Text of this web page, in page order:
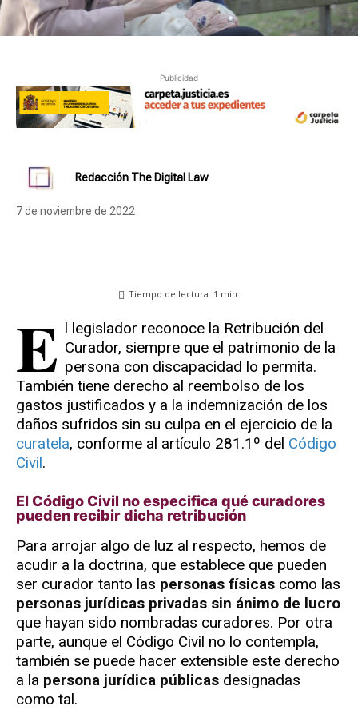
Publicidad
Redacción The Digital Law
7 de noviembre de 2022
Tiempo de lectura: 1 min.
E l legislador reconoce la Retribución del
Curador, siempre que el patrimonio de la
persona con discapacidad lo permita.
También tiene derecho al reembolso de los
gastos justificados y a la indemnización de los
daños sufridos sin su culpa en el ejercicio de la
curatela, conforme al artículo 281.1º del Código
Civil.
El Código Civil no especifica qué curadores
pueden recibir dicha retribución
Para arrojar algo de luz al respecto, hemos de
acudir a la doctrina, que establece que pueden
ser curador tanto las personas físicas como las
personas jurídicas privadas sin ánimo de lucro
que hayan sido nombradas curadores. Por otra
parte, aunque el Código Civil no lo contempla,
también se puede hacer extensible este derecho
a la persona jurídica públicas designadas
como tal.